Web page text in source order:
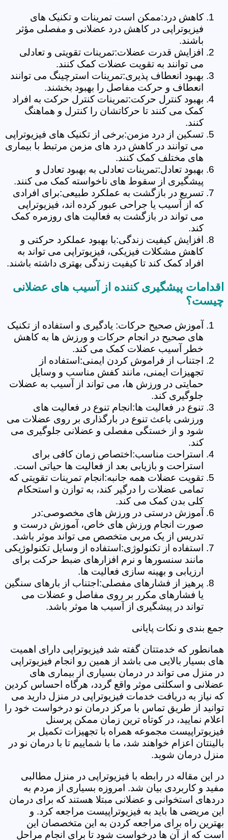
کاهش درد:ممکن است تمرینات و تکنیک های
فیزیوتراپی در کاهش درد عضلانی و مفصلی مؤثر
باشند.
افزایش قدرت عضلات:تمرینات تقویتی و تعادلی
می توانند به تقویت عضلات کمک کنند.
بهبود انعطاف پذیری:تمرینات استرچینگ می توانند
انعطاف و حرکت مفاصل را بهبود بخشند.
بهبود کنترل حرکت:تمرینات کنترل حرکت به افراد
کمک می کنند تا حرکاتشان را کنترل و هماهنگ
کنند.
تسکین از درد مزمن:برخی از تکنیک های فیزیوتراپی
می توانند در کاهش درد های مزمن مرتبط با بیماری
های مختلف کمک کنند.
بهبود تعادل:تمرینات تعادلی به بهبود تعادل و
پیشگیری از سقوط های ناخواسته کمک می کنند.
تسریع در بازگشت به عملکرد طبیعی:برای افرادی
که از آسیب یا جراحی عبور کرده اند، فیزیوتراپی
می تواند در بازگشت به فعالیت های روزمره کمک
کند.
افزایش کیفیت زندگی:با بهبود عملکرد حرکتی و
کاهش مشکلات فیزیکی، فیزیوتراپی می تواند به
افراد کمک کند تا کیفیت زندگی بهتری داشته باشند.
اقدامات پیشگیری کننده از آسیب های عضلانی
چیست؟
آموزش صحیح حرکات: یادگیری و استفاده از تکنیک
های صحیح در انجام حرکات و ورزش ها به کاهش
خطر آسیب عضلات کمک می کند.
اجتناب از فراموش کردن ایمنی:استفاده از
تجهیزات ایمنی، مانند کفش مناسب و وسایل
حمایتی در ورزش ها، می تواند از آسیب به عضلات
جلوگیری کند.
تنوع در فعالیت ها:انجام تنوع در فعالیت های
ورزشی باعث تنوع در بارگذاری بر روی عضلات می
شود و از خستگی مفصلی و عضلانی جلوگیری می
کند.
استراحت مناسب:اختصاص زمان کافی برای
استراحت و بازیابی بعد از فعالیت ها حیاتی است.
تقویت عضلات همه جانبه:انجام تمرینات تقویتی که
تمامی عضلات را درگیر کند، به توازن و استحکام
کلی بدن کمک می کند.
آموزش درستی در ورزش های مخصوصی:در
صورت انجام ورزش های خاص، آموزش درست و
تدریس از یک مربی متخصص می تواند موثر باشد.
استفاده از تکنولوژی:استفاده از وسایل تکنولوژیکی
مانند سنسورها و نرم افزارهای ضبط حرکت برای
ارزیابی و بهینه سازی فعالیت ها.
پرهیز از فشارهای مفصلی:اجتناب از بارهای سنگین
یا فشارهای مکرر بر روی مفاصل و عضلات می
تواند در پیشگیری از آسیب ها موثر باشد.
جمع بندی و نکات پایانی
همانطور که خدمتتان گفته شد فیزیوتراپی دارای اهمیت
های بسیار بالایی می باشد از همین رو انجام فیزیوتراپی
در منزل می تواند در درمان بسیاری از بیماری های
عضلانی و اسکلتی موثر واقع گردد، هرگاه احساس کردین
که نیاز به دریافت خدمات فیزیوتراپی در منزل دارید می
توانید از طریق تماس با مرکز درمان نو درخواست خود را
اعلام نمایید، در کوتاه ترین زمان ممکن پرسنل
فیزیوتراپیست مجموعه همراه با تجهیزات تکمیل بر
بالینتان اعزام خواهند شد، ما با شماییم تا با درمان نو در
منزل درمان شوید.
در این مقاله در رابطه با فیزیوتراپی در منزل مطالبی
مفید و کاربردی بیان شد. امروزه بسیاری از مردم به
دردهای استخوانی و عضلانی مبتلا هستند که برای درمان
این مریضی ها باید به فیزیوتراپیست مراجعه کرد. و
بهترین راه برای مراجعه کردن به این متخصصان این
است که از آن ها درخواست شود تا برای انجام مراحل